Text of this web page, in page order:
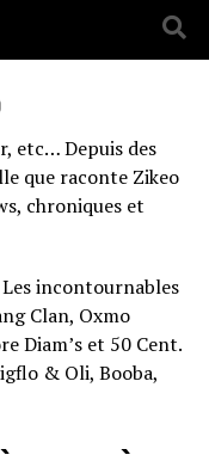
etc… Depuis des
que raconte Zikeo
chroniques et
incontournables
Clan, Oxmo
Diam’s et 50 Cent.
& Oli, Booba,